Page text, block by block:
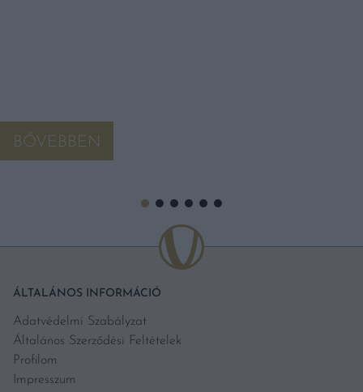
BŐVEBBEN
ÁLTALÁNOS INFORMÁCIÓ
Adatvédelmi Szabályzat
Általános Szerződési Feltételek
Profilom
Impresszum